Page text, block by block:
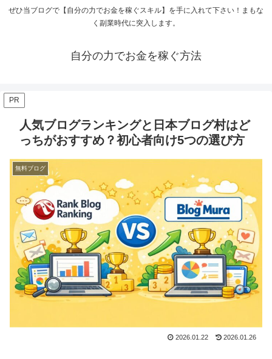
ぜひ当ブログで【自分の力でお金を稼ぐスキル】を手に入れて下さい！まもな
く副業時代に突入します。
自分の力でお金を稼ぐ方法
PR
人気ブログランキングと日本ブログ村はど
っちがおすすめ？初心者向け5つの選び方
無料ブログ
2026.01.22 2026.01.26